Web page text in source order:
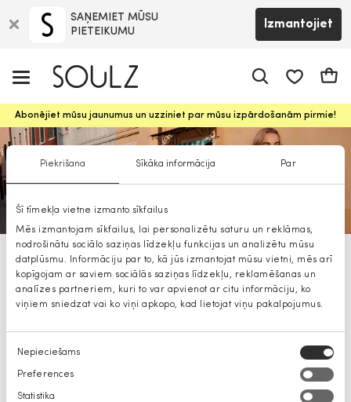
Piekrišana Sīkāka informācija Par
Šī tīmekļa vietne izmanto sīkfailus
Mēs izmantojam sīkfailus, lai personalizētu saturu un reklāmas,
nodrošinātu sociālo saziņas līdzekļu funkcijas un analizētu mūsu
datplūsmu. Informāciju par to, kā jūs izmantojat mūsu vietni, mēs arī
kopīgojam ar saviem sociālās saziņas līdzekļu, reklamēšanas un
analīzes partneriem, kuri to var apvienot ar citu informāciju, ko
viņiem sniedzat vai ko viņi apkopo, kad lietojat viņu pakalpojumus.
Piekrišanas
izvēle
Nepieciešams
Preferences
Statistika
SAŅEMIET MŪSU
PIETEIKUMU
Izmantojiet
Abonējiet mūsu jaunumus un uzziniet par mūsu izpārdošanām pirmie!
Pennyblack žaketes sievietēm